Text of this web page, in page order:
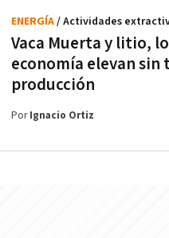
Vaca Muerta y litio,
economía elevan sin
producción
ENERGÍA/ Actividades
PorIgnacio Ortiz